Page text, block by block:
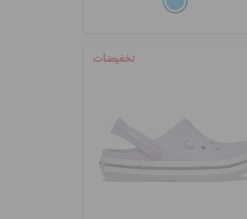
تخفيضات